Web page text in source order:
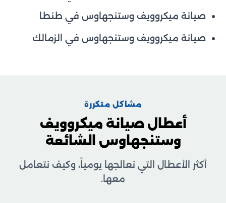
صيانة ميكروويف وستنجهاوس في طنطا
صيانة ميكروويف وستنجهاوس في الزمالك
مشاكل متكررة
أعطال صيانة ميكروويف
وستنجهاوس الشائعة
أكثر الأعطال التي نعالجها يومياً، وكيف نتعامل
معها.